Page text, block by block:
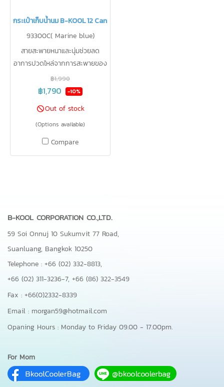
กระเป๋าเก็บน้ำนม B-KOOL 12 Can C(copy)
93300C( Marine blue)
สายสะพายหนาและนุ่มช่วยลด
อาการปวดไหล่จากการสะพายของ
หนัก กระเป๋าด้านหน้าสำหรับเก็บ
เครื่องปั๊มนมขนาดเล็ก ด้านในเก็บ
ขวดต่อกรวยได้ 2 ขวด เก็บความ
เย็น 8.9 องศา นาน 12 ชั่วโมง
฿1,990
฿1,790 -10%
Out of stock
(Options available)
Compare
B-KOOL CORPORATION CO.,LTD.
59 Soi Onnuj 10 Sukumvit 77 Road,
Suanluang, Bangkok 10250
Telephone : +66 (02) 332-8813,
+66 (02) 311-3236-7, +66 (86) 322-3549
Fax : +66(0)2332-8339
Email : morgan59@hotmail.com
Opaning Hours : Monday to Friday 09.00 - 17.00pm.
For Mom